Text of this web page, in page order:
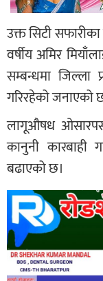
उक्त सिटी
वर्षीय अमिर
सम्बन्धमा जिल्ला
गरिरहेको जनाएको
लागूऔषध
कानुनी कारबाही
बढाएको छ।